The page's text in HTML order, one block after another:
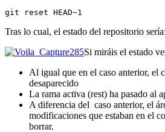
git reset HEAD~1
Tras lo cual, el estado del repositorio sería:
Si miráis el estado
Al igual que en el caso anterior, el
desaparecido
La rama activa (rest) ha pasado al
A diferencia del caso anterior, el
modificaciones que estaban en el
borrar.